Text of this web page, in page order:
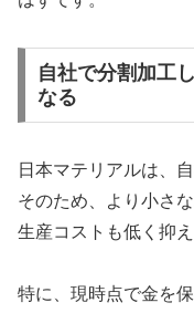
自社で分割加工
なる
日本マテリアルは、
そのため、より小さ
生産コストも低く抑
特に、現時点で金を